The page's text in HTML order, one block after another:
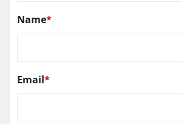
Name*
Email*